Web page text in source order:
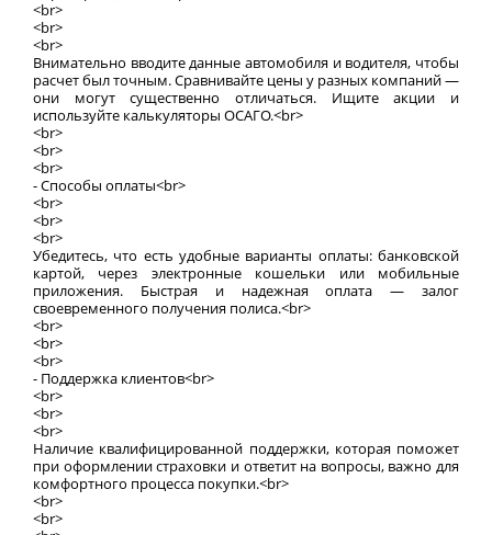
<br>
<br>
<br>
Внимательно вводите данные автомобиля и водителя, чтобы
расчет был точным. Сравнивайте цены у разных компаний —
они могут существенно отличаться. Ищите акции и
используйте калькуляторы ОСАГО.<br>
<br>
<br>
<br>
- Способы оплаты<br>
<br>
<br>
<br>
Убедитесь, что есть удобные варианты оплаты: банковской
картой, через электронные кошельки или мобильные
приложения. Быстрая и надежная оплата — залог
своевременного получения полиса.<br>
<br>
<br>
<br>
- Поддержка клиентов<br>
<br>
<br>
<br>
Наличие квалифицированной поддержки, которая поможет
при оформлении страховки и ответит на вопросы, важно для
комфортного процесса покупки.<br>
<br>
<br>